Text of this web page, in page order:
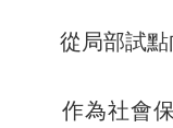
從局部試點
作為社會保